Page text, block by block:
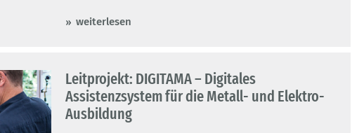
weiterlesen
Leitprojekt: DIGITAMA – Digitales
Assistenzsystem für die Metall- und Elektro-
Ausbildung